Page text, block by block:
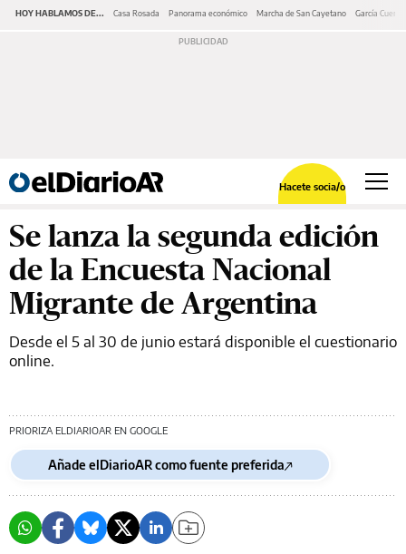
HOY HABLAMOS DE... Casa Rosada Panorama económico Marcha de San Cayetano García Cuerva
Hacete socia/o
Se lanza la segunda edición
de la Encuesta Nacional
Migrante de Argentina
Desde el 5 al 30 de junio estará disponible el cuestionario
online.
PRIORIZA ELDIARIOAR EN GOOGLE
Añade elDiarioAR como fuente preferida